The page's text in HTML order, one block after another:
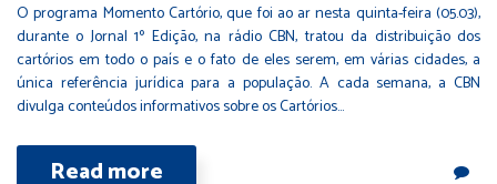
O programa Momento Cartório, que foi ao ar nesta quinta-feira (05.03),
durante o Jornal 1º Edição, na rádio CBN, tratou da distribuição dos
cartórios em todo o país e o fato de eles serem, em várias cidades, a
única referência jurídica para a população. A cada semana, a CBN
divulga conteúdos informativos sobre os Cartórios…
Read more